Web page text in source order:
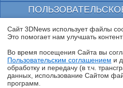
© 1997—2026 Электронное периодическое
выдано Федеральной Службой по надзору за
массовых коммуникаций и охране
При цитировании документа ссылка на сайт с
заимствование документа
российского и международного
Сайт 3DNews использует файлы
Это помогает нам улучшать
Во время посещения Cайта вы
Пользовательским соглашением и
обработку и передачу (в т.ч.
данных, использование Cайтом
программ.